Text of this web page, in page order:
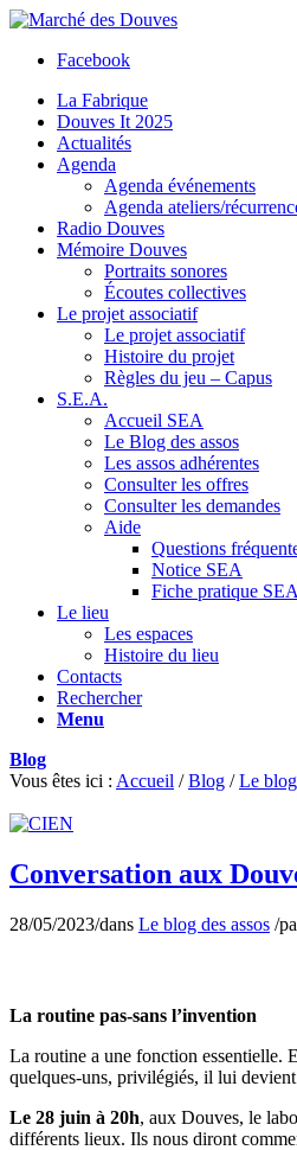
Facebook
La Fabrique
Douves It 2025
Actualités
Agenda
Agenda événements
Agenda ateliers/
Radio Douves
Mémoire Douves
Portraits sonores
Écoutes collectives
Le projet associatif
Le projet associatif
Histoire du projet
Règles du jeu – Capus
S.E.A.
Accueil SEA
Le Blog des assos
Les assos adhérentes
Consulter les offres
Consulter les demandes
Aide
Questions
Notice SEA
Fiche pratique SEA
Le lieu
Les espaces
Histoire du lieu
Contacts
Rechercher
Menu
Blog
Vous êtes ici : Accueil / Blog / Le blog
Conversation aux
28/05/2023/dans Le blog des assos /
La routine pas-sans l’invention
La routine a une fonction essentielle.
quelques-uns, privilégiés, il lui devient
Le 28 juin à 20h, aux Douves, le
différents lieux. Ils nous diront